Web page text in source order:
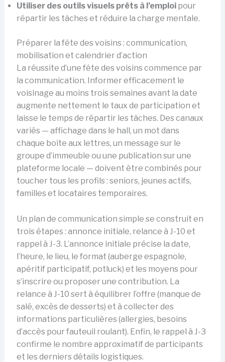
Utiliser des outils visuels prêts à l’emploipour
répartir les tâches et réduire la charge mentale.
Préparer la fête des voisins : communication,
mobilisation et calendrier d’action
La réussite d’une fête des voisins commence par
la communication. Informer efficacement le
voisinage au moins trois semaines avant la date
augmente nettement le taux de participation et
laisse le temps de répartir les tâches. Des canaux
variés — affichage dans le hall, un mot dans
chaque boîte aux lettres, un message sur le
groupe d’immeuble ou une publication sur une
plateforme locale — doivent être combinés pour
toucher tous les profils : seniors, jeunes actifs,
familles et locataires temporaires.
Un plan de communication simple se construit en
trois étapes : annonce initiale, relance à J-10 et
rappel à J-3. L’annonce initiale précise la date,
l’heure, le lieu, le format (auberge espagnole,
apéritif participatif, potluck) et les moyens pour
s’inscrire ou proposer une contribution. La
relance à J-10 sert à équilibrer l’offre (manque de
salé, excès de desserts) et à collecter des
informations particulières (allergies, besoins
d’accès pour fauteuil roulant). Enfin, le rappel à J-3
confirme le nombre approximatif de participants
et les derniers détails logistiques.